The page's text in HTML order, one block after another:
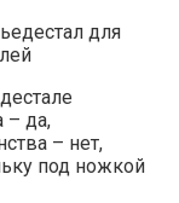
– да,
– нет,
под ножкой